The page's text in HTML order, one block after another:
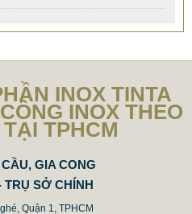
INOX TINTA
INOX THEO
TPHCM
GIA CONG
TRỤ SỞ CHÍNH
Quận 1, TPHCM